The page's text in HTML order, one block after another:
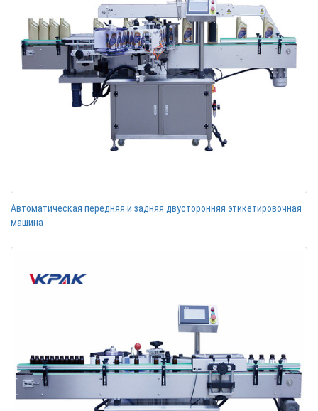
Автоматическая передняя и задняя двусторонняя этикетировочная
машина